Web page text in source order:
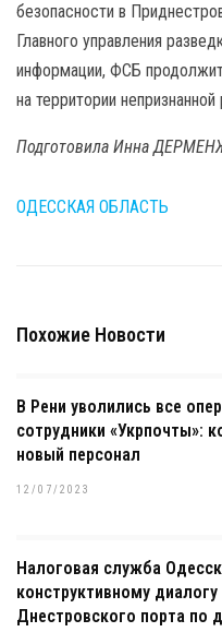
безопасности в
Главного управления
информации, ФСБ
на территории непризнанной
Подготовила Инна
ОДЕССКАЯ ОБЛАСТЬ
Похожие Новости
В Рени уволились все
сотрудники «Укрпочты»:
новый персонал
12/07/2023
Налоговая служба
конструктивному
Днестровского порта по